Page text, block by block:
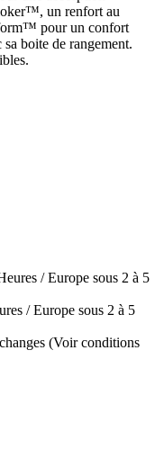
un renfort au
pour un confort
boite de rangement.
/ Europe sous 2 à 5
(Voir conditions